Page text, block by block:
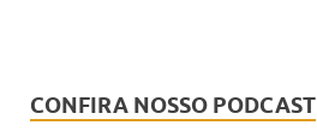
CONFIRA NOSSO PODCAST